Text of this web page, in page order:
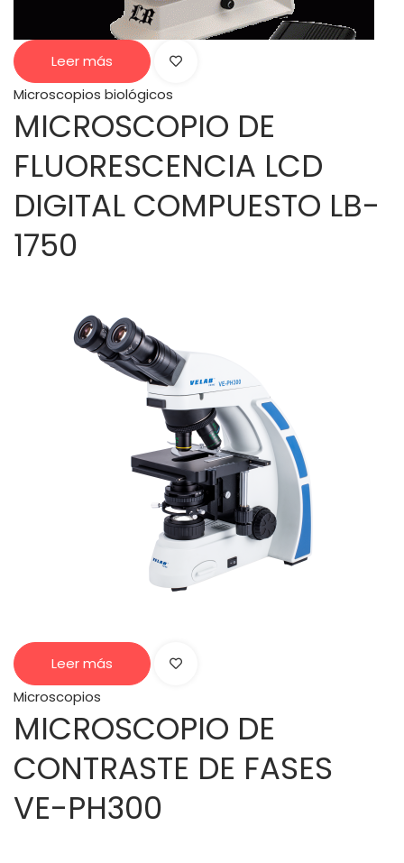
Leer más
Microscopios biológicos
MICROSCOPIO DE
FLUORESCENCIA LCD
DIGITAL COMPUESTO LB-
1750
Leer más
Microscopios
MICROSCOPIO DE
CONTRASTE DE FASES
VE-PH300